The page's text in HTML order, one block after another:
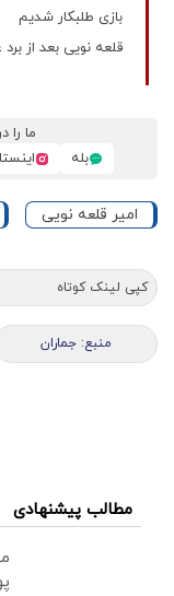
بازی طلبکار شدیم
قلعه نویی بعد از
ما را
بله
امیر قلعه نویی
کپی لینک کوتاه
منبع: جماران
مطالب پیشنهادی